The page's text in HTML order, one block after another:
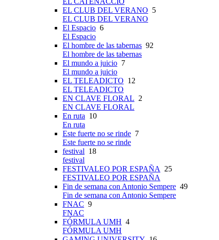
EL CLUB DEL VERANO 5
EL CLUB DEL VERANO
El Espacio 6
El Espacio
El hombre de las tabernas 92
El hombre de las tabernas
El mundo a juicio 7
El mundo a juicio
EL TELEADICTO 12
EL TELEADICTO
EN CLAVE FLORAL 2
EN CLAVE FLORAL
En ruta 10
En ruta
Este fuerte no se rinde 7
Este fuerte no se rinde
festival 18
festival
FESTIVALEO POR ESPAÑA
25
FESTIVALEO POR ESPAÑA
Fin de semana con Antonio Sempere 49
Fin de semana con Antonio Sempere
FNAC 9
FNAC
FÓRMULA UMH 4
FÓRMULA UMH